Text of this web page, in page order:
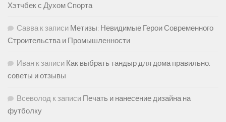
Хэтчбек с Духом Спорта
Саввак записи Метизы: Невидимые Герои Современного
Строительства и Промышленности
Иван к записи Как выбрать тандыр для дома правильно:
советы и отзывы
Всеволод к записи Печать и нанесение дизайна на
футболку